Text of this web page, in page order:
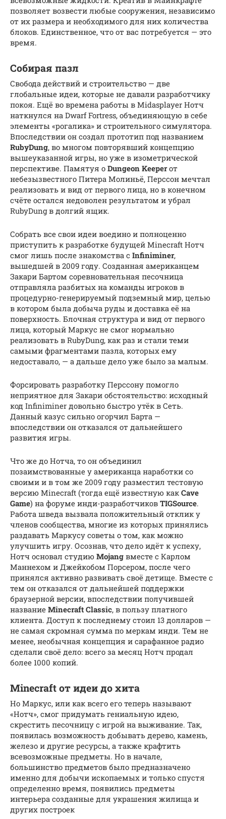
позволяет возвести любые сооружения, независимо
от их размера и необходимого для них количества
блоков. Единственное, что от вас потребуется — это
время.
Собирая пазл
Свобода действий и строительство — две
глобальные идеи, которые не давали разработчику
покоя. Ещё во времена работы в Midasplayer Нотч
наткнулся на Dwarf Fortress, объединяющую в себе
элементы «рогалика» и строительного симулятора.
Впоследствии он создал прототип под названием
RubyDung, во многом повторявший концепцию
вышеуказанной игры, но уже в изометрической
перспективе. Памятуя о Dungeon Keeperот
небезызвестного Питера Молиньё, Перссон мечтал
реализовать и вид от первого лица, но в конечном
счёте остался недоволен результатом и убрал
RubyDung в долгий ящик.
Собрать все свои идеи воедино и полноценно
приступить к разработке будущей Minecraft Нотч
смог лишь после знакомства с Infiniminer,
вышедшей в 2009 году. Созданная американцем
Закари Бартом соревновательная песочница
отправляла разбитых на команды игроков в
процедурно-генерируемый подземный мир, целью
в котором была добыча руды и доставка её на
поверхность. Блочная структура и вид от первого
лица, который Маркус не смог нормально
реализовать в RubyDung, как раз и стали теми
самыми фрагментами пазла, которых ему
недоставало, — а дальше дело уже было за малым.
Форсировать разработку Перссону помогло
неприятное для Закари обстоятельство: исходный
код Infiniminer довольно быстро утёк в Сеть.
Данный казус сильно огорчил Барта —
впоследствии он отказался от дальнейшего
развития игры.
Что же до Нотча, то он объединил
позаимствованные у американца наработки со
своими и в том же 2009 году разместил тестовую
версию Minecraft (тогда ещё известную как Cave
Game) на форуме инди-разработчиков TIGSource.
Работа шведа вызвала положительный отклик у
членов сообщества, многие из которых принялись
раздавать Маркусу советы о том, как можно
улучшить игру. Осознав, что дело идёт к успеху,
Нотч основал студию Mojang вместе с Карлом
Маннехом и Джейкобом Порсером, после чего
принялся активно развивать своё детище. Вместе с
тем он отказался от дальнейшей поддержки
браузерной версии, впоследствии получившей
название Minecraft Classic, в пользу платного
клиента. Доступ к последнему стоил 13 долларов —
не самая скромная сумма по меркам инди. Тем не
менее, необычная концепция и сарафанное радио
сделали своё дело: всего за месяц Нотч продал
более 1000 копий.
Minecraft от идеи до хита
Но Маркус, или как всего его теперь называют
«Нотч», смог придумать гениальную идею,
скрестить песочницу с игрой на выживание. Так,
появилась возможность добывать дерево, камень,
железо и другие ресурсы, а также крафтить
всевозможные предметы. Но в начале,
большинство предметов было предназначено
именно для добычи ископаемых и только спустя
определенно время, появились предметы
интерьера созданные для украшения жилища и
других построек